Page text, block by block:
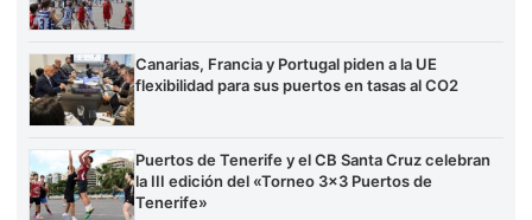
Canarias, Francia y Portugal piden a la UE
flexibilidad para sus puertos en tasas al CO2
Puertos de Tenerife y el CB Santa Cruz celebran
la III edición del «Torneo 3×3 Puertos de
Tenerife»